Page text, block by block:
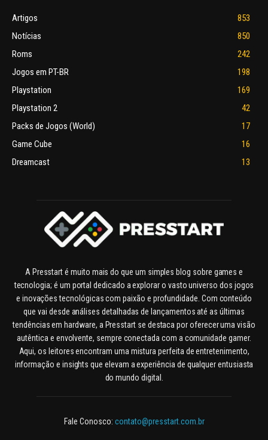
Artigos
853
Notícias
850
Roms
242
Jogos em PT-BR
198
Playstation
169
Playstation 2
42
Packs de Jogos (World)
17
Game Cube
16
Dreamcast
13
A Presstart é muito mais do que um simples blog sobre games e
tecnologia; é um portal dedicado a explorar o vasto universo dos jogos
e inovações tecnológicas com paixão e profundidade. Com conteúdo
que vai desde análises detalhadas de lançamentos até as últimas
tendências em hardware, a Presstart se destaca por oferecer uma visão
autêntica e envolvente, sempre conectada com a comunidade gamer.
Aqui, os leitores encontram uma mistura perfeita de entretenimento,
informação e insights que elevam a experiência de qualquer entusiasta
do mundo digital.
Fale Conosco: contato@presstart.com.br